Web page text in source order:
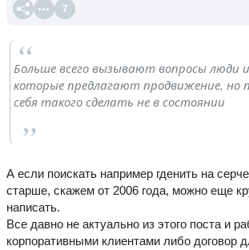
7
Больше всего вызывают вопросы люди
которые предлагают продвижение, но
себя такого сделать не в состоянии
А если поискать например гденить на
старше, скажем от 2006 года, можно еще
написать.
Все давно не актуально из этого поста и
корпоративными клиентами либо договор